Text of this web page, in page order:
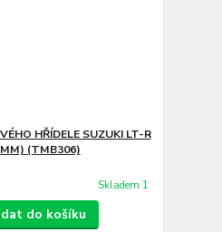
HŘÍDELE SUZUKI LT-R
(TMB306)
Skladem 1
do košíku